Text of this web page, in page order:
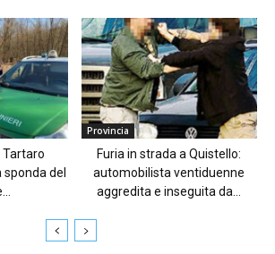
Tartaro
del
Provincia
Furia in strada a Quistello:
automobilista ventiduenne
aggredita e inseguita da...